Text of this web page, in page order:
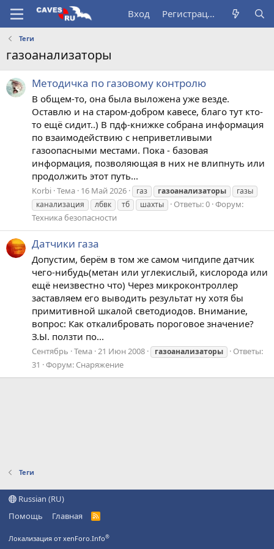
Вход Регистрация
Теги
газоанализаторы
Методичка по газовому контролю
В общем-то, она была выложена уже везде.
Оставлю и на старом-добром кавесе, благо тут кто-
то ещё сидит..) В пдф-книжке собрана информация
по взаимодействию с неприветливыми
газоопасными местами. Пока - базовая
информация, позволяющая в них не влипнуть или
продолжить этот путь...
Korbi Тема 16 Май 2026 газ газоанализаторы
газы
канализация
лбвк тб шахты Ответы: 0 Форум:
Техника безопасности
Датчики газа
Допустим, берём в том же самом чипдипе датчик
чего-нибудь(метан или углекислый, кислорода или
ещё неизвестно что) Через микроконтроллер
заставляем его выводить результат ну хотя бы
примитивной шкалой светодиодов. Внимание,
вопрос: Как откалибровать пороговое значение?
З.Ы. ползти по...
Сентябрь Тема 21 Июн 2008 газоанализаторы
Ответы:
31
Форум: Снаряжение
Теги
Russian (RU)
Помощь
Главная
R
Локализация от xenForo.Info®